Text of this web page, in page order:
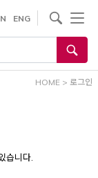
ENG
HOME > 로그인
습니다.